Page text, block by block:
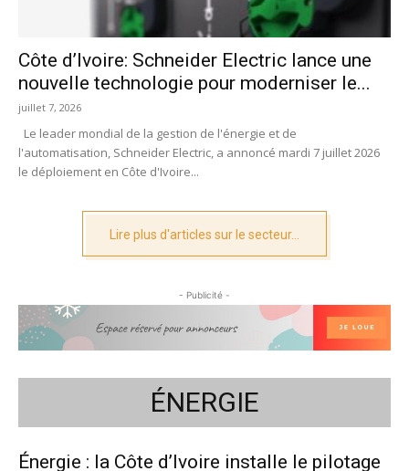
Côte d’Ivoire: Schneider Electric lance une
nouvelle technologie pour moderniser le...
juillet 7, 2026
Le leader mondial de la gestion de l'énergie et de
l'automatisation, Schneider Electric, a annoncé mardi 7 juillet 2026
le déploiement en Côte d'Ivoire...
Lire plus d'articles sur le secteur...
- Publicité -
ÉNERGIE
Énergie : la Côte d’Ivoire installe le pilotage